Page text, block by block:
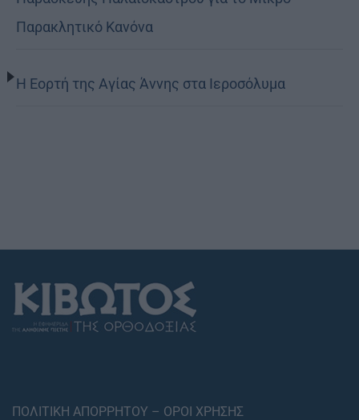
Παρακλητικό Κανόνα
Η Εορτή της Αγίας Άννης στα Ιεροσόλυμα
ΠΟΛΙΤΙΚΗ ΑΠΟΡΡΗΤΟΥ – ΟΡΟΙ ΧΡΗΣΗΣ